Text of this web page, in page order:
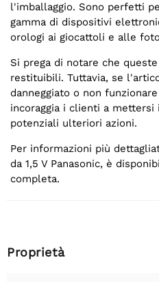
l'imballaggio. Sono perfetti
gamma di dispositivi
orologi ai giocattoli e alle
Si prega di notare che
restituibili. Tuttavia, se
danneggiato o non
incoraggia i clienti a
potenziali ulteriori azioni.
Per informazioni più
da 1,5 V Panasonic, è
completa.
Proprietà